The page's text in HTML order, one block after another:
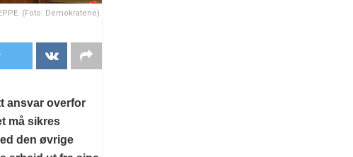
(Foto: Demokratene).
ansvar overfor
må sikres
den øvrige